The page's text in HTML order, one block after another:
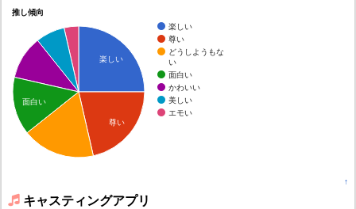
推し傾向
楽しい
尊い
どうしようもな
い
面白い
かわいい
美しい
エモい
楽しい
尊い
面白い
↑
キャスティングアプリ